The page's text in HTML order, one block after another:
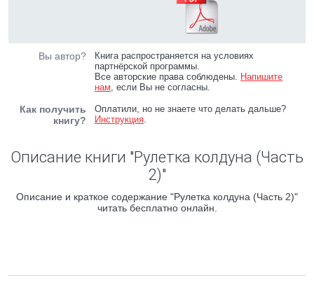
Вы автор?
Книга распространяется на условиях
партнёрской программы.
Все авторские права соблюдены. Напишите
нам, если Вы не согласны.
Как получить
книгу?
Оплатили, но не знаете что делать дальше?
Инструкция.
Описание книги "Рулетка колдуна (Часть
2)"
Описание и краткое содержание "Рулетка колдуна (Часть 2)"
читать бесплатно онлайн.